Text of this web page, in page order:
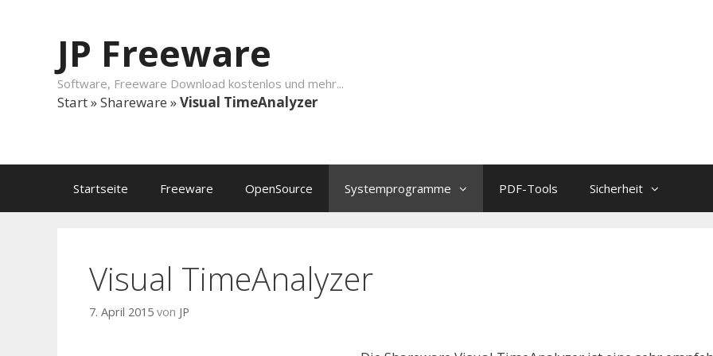
JP Freeware
Software, Freeware Download kostenlos und mehr...
Start»Shareware »Visual TimeAnalyzer
Startseite Freeware OpenSource Systemprogramme PDF-Tools Sicherheit
Visual TimeAnalyzer
7. April 2015 von JP